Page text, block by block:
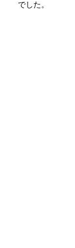
でした。